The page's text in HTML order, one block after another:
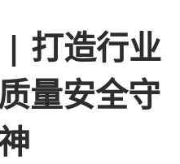
打造行业
量安全守